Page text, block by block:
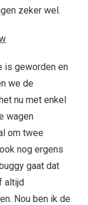
zeker wel.
is geworden en
we de
nu met enkel
wagen
om twee
nog ergens
gaat dat
altijd
Nou ben ik de